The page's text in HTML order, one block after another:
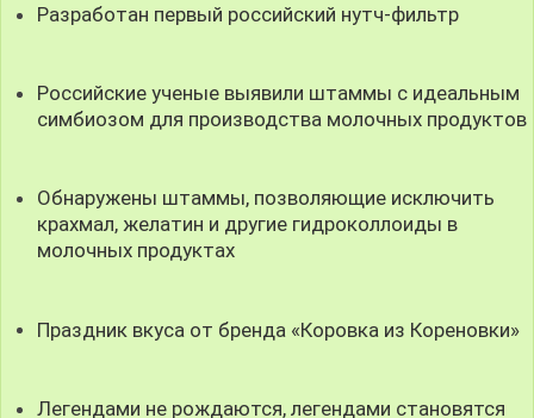
Разработан первый российский нутч-фильтр
Российские ученые выявили штаммы с идеальным
симбиозом для производства молочных продуктов
Обнаружены штаммы, позволяющие исключить
крахмал, желатин и другие гидроколлоиды в
молочных продуктах
Праздник вкуса от бренда «Коровка из Кореновки»
Легендами не рождаются, легендами становятся